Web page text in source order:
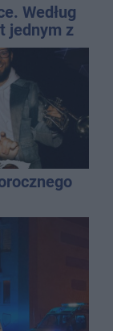
Według
jednym z